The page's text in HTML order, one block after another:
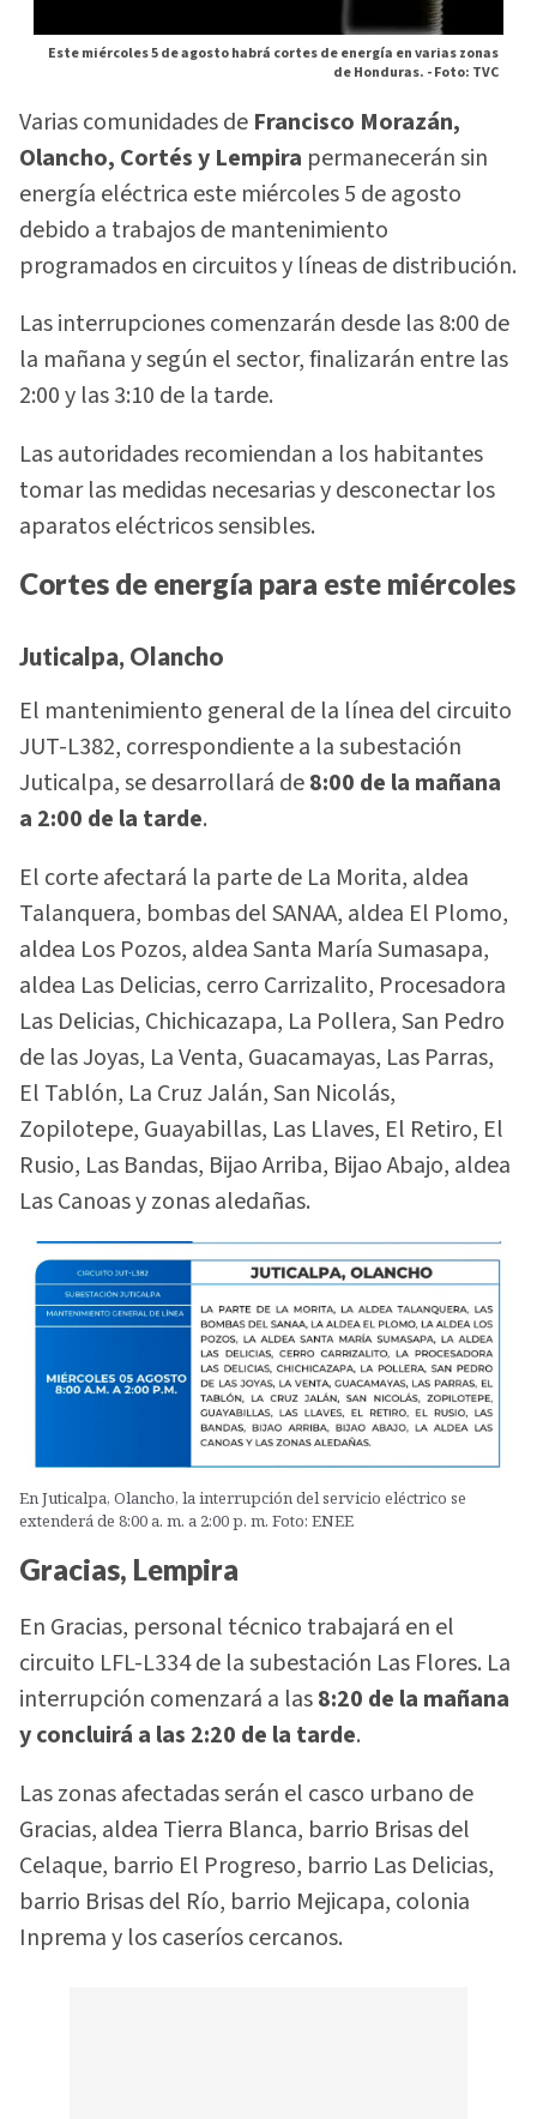
Este miércoles 5 de agosto habrá cortes de energía en varias zonas
de Honduras. -Foto: TVC
Varias comunidades de Francisco Morazán,
Olancho, Cortés y Lempira permanecerán sin
energía eléctrica este miércoles 5 de agosto
debido a trabajos de mantenimiento
programados en circuitos y líneas de distribución.
Las interrupciones comenzarán desde las 8:00 de
la mañana y según el sector, finalizarán entre las
2:00 y las 3:10 de la tarde.
Las autoridades recomiendan a los habitantes
tomar las medidas necesarias y desconectar los
aparatos eléctricos sensibles.
Cortes de energía para este miércoles
Juticalpa, Olancho
El mantenimiento general de la línea del circuito
JUT-L382, correspondiente a la subestación
Juticalpa, se desarrollará de8:00 de la mañana
a 2:00 de la tarde.
El corte afectará la parte de La Morita, aldea
Talanquera, bombas del SANAA, aldea El Plomo,
aldea Los Pozos, aldea Santa María Sumasapa,
aldea Las Delicias, cerro Carrizalito, Procesadora
Las Delicias, Chichicazapa, La Pollera, San Pedro
de las Joyas, La Venta, Guacamayas, Las Parras,
El Tablón, La Cruz Jalán, San Nicolás,
Zopilotepe, Guayabillas, Las Llaves, El Retiro, El
Rusio, Las Bandas, Bijao Arriba, Bijao Abajo, aldea
Las Canoas y zonas aledañas.
En Juticalpa, Olancho, la interrupción del servicio eléctrico se
extenderá de 8:00 a. m. a 2:00 p. m. Foto: ENEE
Gracias, Lempira
En Gracias, personal técnico trabajará en el
circuito LFL-L334 de la subestación Las Flores. La
interrupción comenzará a las8:20 de la mañana
y concluirá a las 2:20 de la tarde.
Las zonas afectadas serán el casco urbano de
Gracias, aldea Tierra Blanca, barrio Brisas del
Celaque, barrio El Progreso, barrio Las Delicias,
barrio Brisas del Río, barrio Mejicapa, colonia
Inprema y los caseríos cercanos.